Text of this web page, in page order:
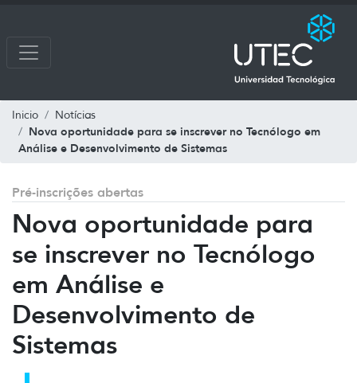
Inicio Notícias
Nova oportunidade para se inscrever no Tecnólogo em
Análise e Desenvolvimento de Sistemas
Pré-inscrições abertas
Nova oportunidade para
se inscrever no Tecnólogo
em Análise e
Desenvolvimento de
Sistemas